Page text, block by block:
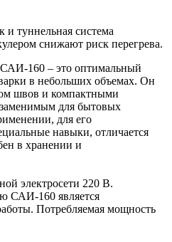
и туннельная система
снижают риск перегрева.
160 – это оптимальный
в небольших объемах. Он
швов и компактными
для бытовых
для его
навыки, отличается
в хранении и
электросети 220 В.
САИ-160 является
Потребляемая мощность